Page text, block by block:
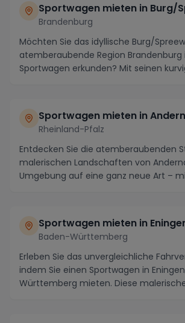
Sportwagen mieten in Burg/
Brandenburg
Möchten Sie das idyllische Burg/
atemberaubende Region Brandenburg
Sportwagen erkunden? Mit seinen
Sportwagen mieten in
Rheinland-Pfalz
Entdecken Sie die atemberaubenden
malerischen Landschaften von
Umgebung auf eine ganz neue Art –
Sportwagen mieten in
Baden-Württemberg
Erleben Sie das unvergleichliche
indem Sie einen Sportwagen in
Württemberg mieten. Diese